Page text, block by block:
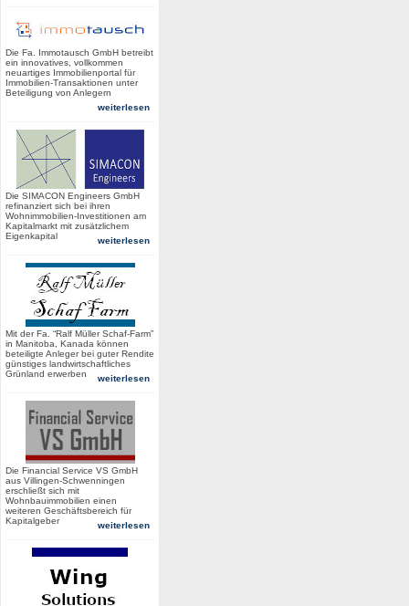
Die Fa. Immotausch GmbH betreibt
ein innovatives, vollkommen
neuartiges Immobilienportal für
Immobilien-Transaktionen unter
Beteiligung von Anlegern
weiterlesen
Die SIMACON Engineers GmbH
refinanziert sich bei ihren
Wohnimmobilien-Investitionen am
Kapitalmarkt mit zusätzlichem
Eigenkapital
weiterlesen
Mit der Fa. “Ralf Müller Schaf-Farm”
in Manitoba, Kanada können
beteiligte Anleger bei guter Rendite
günstiges landwirtschaftliches
Grünland erwerben
weiterlesen
Die Financial Service VS GmbH
aus Villingen-Schwenningen
erschließt sich mit
Wohnbauimmobilien einen
weiteren Geschäftsbereich für
Kapitalgeber
weiterlesen